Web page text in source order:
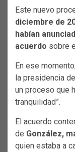
Este nuevo
diciembre de
habían
acuerdo sobre
En ese
la presidencia
un proceso que
tranquilidad”.
El acuerdo
de González,
quien estaba a